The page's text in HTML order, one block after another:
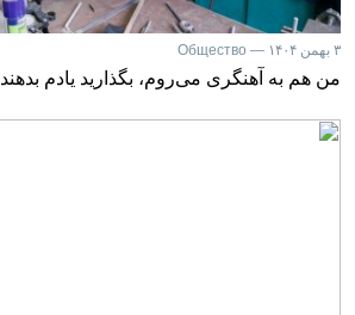
۳ بهمن ۱۴۰۴ — Общество
من هم به آهنگری می‌روم، بگذارید یادم بدهند